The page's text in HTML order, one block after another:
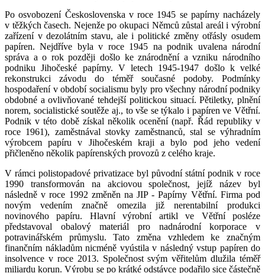
Po osvobození Československa v roce 1945 se papírny nacházely
v těžkých časech. Nejenže po okupaci Němců zůstal areál i výrobní
zařízení v dezolátním stavu, ale i politické změny otřásly osudem
papíren. Nejdříve byla v roce 1945 na podnik uvalena národní
správa a o rok později došlo ke znárodnění a vzniku národního
podniku Jihočeské papírny. V letech 1945-1947 došlo k velké
rekonstrukci závodu do téměř současné podoby. Podmínky
hospodaření v období socialismu byly pro všechny národní podniky
obdobné a ovlivňované tehdejší politickou situací. Pětiletky, plnění
norem, socialistické soutěže aj., to vše se týkalo i papíren ve Větřní.
Podnik v této době získal několik ocenění (např. Řád republiky v
roce 1961), zaměstnával stovky zaměstnanců, stal se výhradním
výrobcem papíru v Jihočeském kraji a bylo pod jeho vedení
přičleněno několik papírenských provozů z celého kraje.
V rámci polistopadové privatizace byl původní státní podnik v roce
1990 transformován na akciovou společnost, jejíž název byl
následně v roce 1992 změněn na JIP - Papírny Větřní. Firma pod
novým vedením značně omezila již nerentabilní produkci
novinového papíru. Hlavní výrobní artikl ve Větřní posléze
představoval obalový materiál pro nadnárodní korporace v
potravinářském průmyslu. Tato změna vzhledem ke značným
finančním nákladům nicméně vyústila v následný vstup papíren do
insolvence v roce 2013. Společnost svým věřitelům dlužila téměř
miliardu korun. Výrobu se po krátké odstávce podařilo sice částečně